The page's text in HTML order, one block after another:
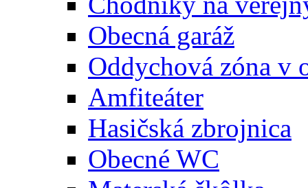
Obecná garáž
Oddychová zóna v
Amfiteáter
Hasičská zbrojnica
Obecné WC